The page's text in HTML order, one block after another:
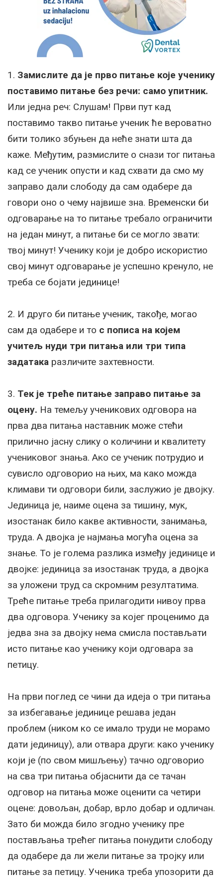
1. Замислите да је прво питање које ученику
поставимо питање без речи: само упитник.
Или једна реч: Слушам! Први пут кад
поставимо такво питање ученик ће вероватно
бити толико збуњен да неће знати шта да
каже. Међутим, размислите о снази тог питања
кад се ученик опусти и кад схвати да смо му
заправо дали слободу да сам одабере да
говори оно о чему највише зна. Временски би
одговарање на то питање требало ограничити
на један минут, а питање би се могло звати:
твој минут! Ученику који је добро искористио
свој минут одговарање је успешно кренуло, не
треба се бојати јединице!
2. И друго би питање ученик, такође, могао
сам да одабере и то с пописа на којем
учитељ нуди три питања или три типа
задатака различите захтевности.
3. Тек је треће питање заправо питање за
оцену. На темељу ученикових одговора на
прва два питања наставник може стећи
прилично јасну слику о количини и квалитету
учениковог знања. Ако се ученик потрудио и
сувисло одговорио на њих, ма како можда
климави ти одговори били, заслужио је двојку.
Јединица је, наиме оцена за тишину, мук,
изостанак било какве активности, занимања,
труда. А двојка је најмања могућа оцена за
знање. То је голема разлика између јединице и
двојке: јединица за изостанак труда, а двојка
за уложени труд са скромним резултатима.
Треће питање треба прилагодити нивоу прва
два одговора. Ученику за којег проценимо да
једва зна за двојку нема смисла постављати
исто питање као ученику који одговара за
петицу.
На први поглед се чини да идеја о три питања
за избегавање јединице решава један
проблем (ником ко се имало труди не морамо
дати јединицу), али отвара други: како ученику
који је (по свом мишљењу) тачно одговорио
на сва три питања објаснити да се тачан
одговор на питања може оценити са четири
оцене: довољан, добар, врло добар и одличан.
Зато би можда било згодно ученику пре
постављања трећег питања понудити слободу
да одабере да ли жели питање за тројку или
питање за петицу. Ученика треба упозорити да